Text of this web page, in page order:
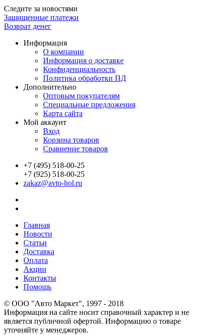
Следите за новостями
Защищенные платежи
Возврат денег
Информация
О компании
Информация о доставке
Конфиденциальность
Политика обработки ПД
Дополнительно
Оптовым покупателям
Специальные предложения
Карта сайта
Мой аккаунт
Вход
Корзина товаров
Сравнение товаров
+7 (495) 518-00-25
+7 (925) 518-00-25
zakaz@avto-hol.ru
Главная
Новости
Статьи
Доставка
Оплата
Акции
Контакты
Помощь
© OOO "Авто Маркет", 1997 - 2018
Информация на сайте носит справочный характер и не
является публичной офертой. Информацию о товаре
уточняйте у менеджеров.